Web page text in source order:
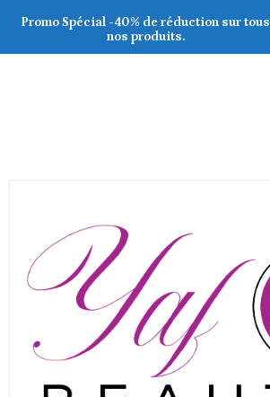
Non classé
Promo Spécial -40% de réduction sur tous
nos produits.